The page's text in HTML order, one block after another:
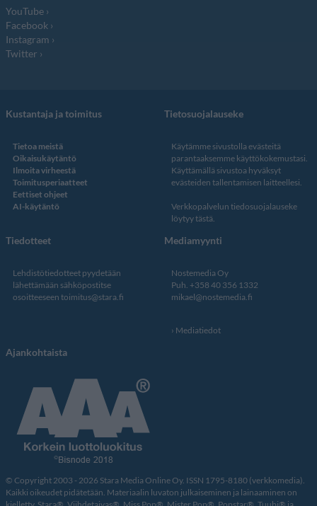
YouTube
Facebook
Instagram
Twitter
Kustantaja ja toimitus
Tietoa meistä
Oikaisukäytäntö
Ilmoita virheestä
Toimitusperiaatteet
Eettiset ohjeet
AI-käytäntö
Tietosuojalauseke
Käytämme sivustolla evästeitä
parantaaksemme käyttökokemustasi.
Käyttämällä sivustoa hyväksyt
evästeiden tallentamisen laitteellesi.
Verkkopalvelun tiedosuojalauseke
löytyy tästä.
Tiedotteet
Lehdistötiedotteet pyydetään
lähettämään sähköpostitse
osoitteeseen toimitus@stara.fi
Mediamyynti
Nostemedia Oy
Puh. +358 40 356 1332
mikael@nostemedia.fi
Mediatiedot
Ajankohtaista
© Copyright 2003 - 2026 Stara Media Online Oy. ISSN 1795-8180 (verkkomedia).
Kaikki oikeudet pidätetään. Materiaalin luvaton julkaiseminen ja lainaaminen on